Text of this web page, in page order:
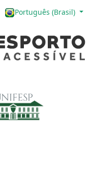
Português (Brasil)